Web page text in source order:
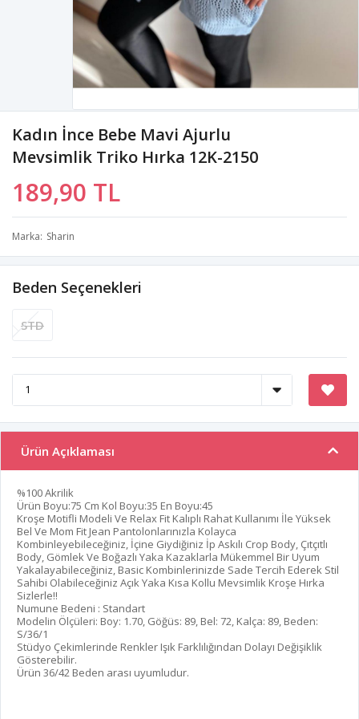
Kadın İnce Bebe Mavi Ajurlu
Mevsimlik Triko Hırka 12K-2150
189,90 TL
Marka Sharin
Beden Seçenekleri
STD
Ürün Açıklaması
%100 Akrilik
Ürün Boyu:75 Cm Kol Boyu:35 En Boyu:45
Kroşe Motifli Modeli Ve Relax Fit Kalıplı Rahat Kullanımı İle Yüksek
Bel Ve Mom Fit Jean Pantolonlarınızla Kolayca
Kombinleyebileceğiniz, İçine Giydiğiniz İp Askılı Crop Body, Çıtçıtlı
Body, Gömlek Ve Boğazlı Yaka Kazaklarla Mükemmel Bir Uyum
Yakalayabileceğiniz, Basic Kombinlerinizde Sade Tercih Ederek Stil
Sahibi Olabileceğiniz Açık Yaka Kısa Kollu Mevsimlik Kroşe Hırka
Sizlerle!!
Numune Bedeni : Standart
Modelin Ölçüleri: Boy: 1.70, Göğüs: 89, Bel: 72, Kalça: 89, Beden:
S/36/1
Stüdyo Çekimlerinde Renkler Işık Farklılığından Dolayı Değişiklik
Gösterebilir.
Ürün 36/42 Beden arası uyumludur.